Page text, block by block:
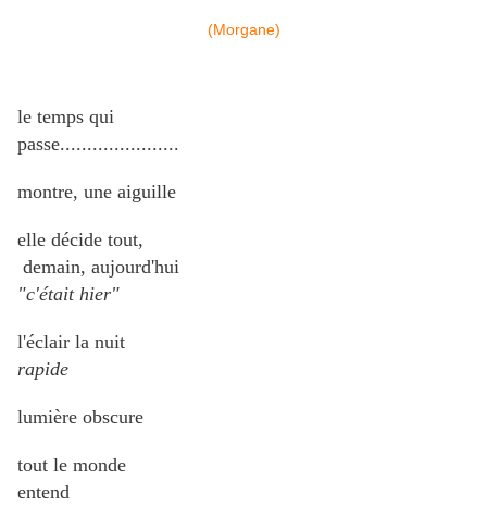
(Morgane)
le temps qui
passe......................
montre, une aiguille
elle décide tout,
demain, aujourd'hui
"c'était hier"
l'éclair la nuit
rapide
lumière obscure
tout le monde
entend